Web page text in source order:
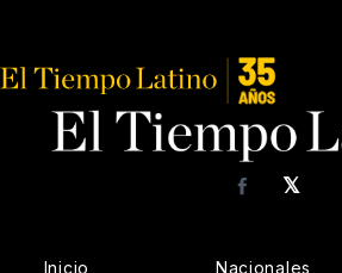
𝕏
Facebook
Inicio Nacionales